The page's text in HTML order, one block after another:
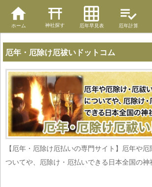
ホーム 神社探す 厄年早見表 厄年計算
厄年・厄除け厄祓いドットコム
【厄年・厄除け厄払いの専門サイト】厄年や
ついてや、厄除け・厄払いできる日本全国の神